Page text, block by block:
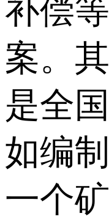
补偿
案。
是全
如编
一个